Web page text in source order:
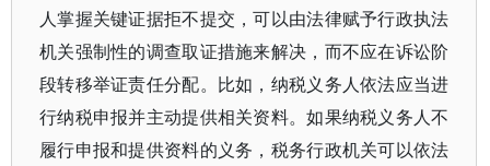
人掌握关键证据拒不提交，可以由法律赋予行政执法
机关强制性的调查取证措施来解决，而不应在诉讼阶
段转移举证责任分配。比如，纳税义务人依法应当进
行纳税申报并主动提供相关资料。如果纳税义务人不
履行申报和提供资料的义务，税务行政机关可以依法